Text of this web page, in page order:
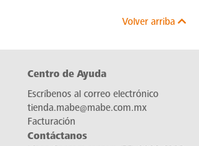
Volver arriba
Centro de Ayuda
Escríbenos al correo electrónico
tienda.mabe@mabe.com.mx
Facturación
Contáctanos